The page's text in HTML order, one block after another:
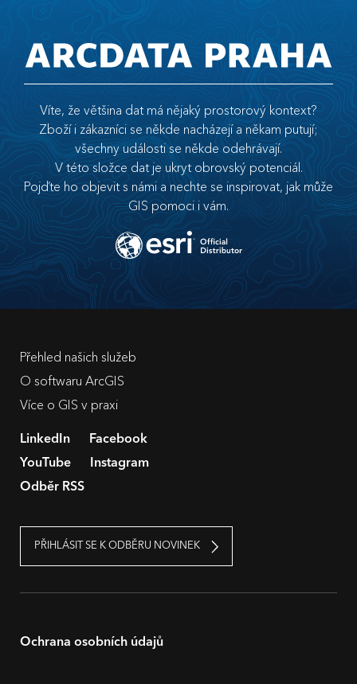
Víte, že většina dat má nějaký prostorový kontext?
Zboží i zákazníci se někde nacházejí a někam putují;
všechny události se někde odehrávají.
V této složce dat je ukryt obrovský potenciál.
Pojďte ho objevit s námi a nechte se inspirovat, jak může
GIS pomoci i vám.
Přehled našich služeb
O softwaru ArcGIS
Více o GIS v praxi
LinkedIn
Facebook
YouTube
Instagram
Odběr RSS
PŘIHLÁSIT SE K ODBĚRU NOVINEK
Ochrana osobních údajů